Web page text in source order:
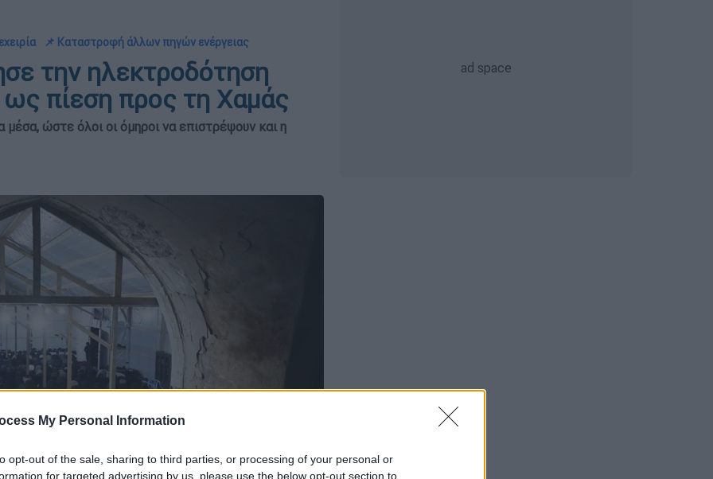
My Personal Information
opt-out of the sale, sharing to third parties, or processing of your personal or
for targeted advertising by us, please use the below opt-out section to
📌 Καταστροφή άλλων πηγών ενέργειας
την ηλεκτροδότηση
πίεση προς τη Χαμάς
ώστε όλοι οι όμηροι να επιστρέψουν και η